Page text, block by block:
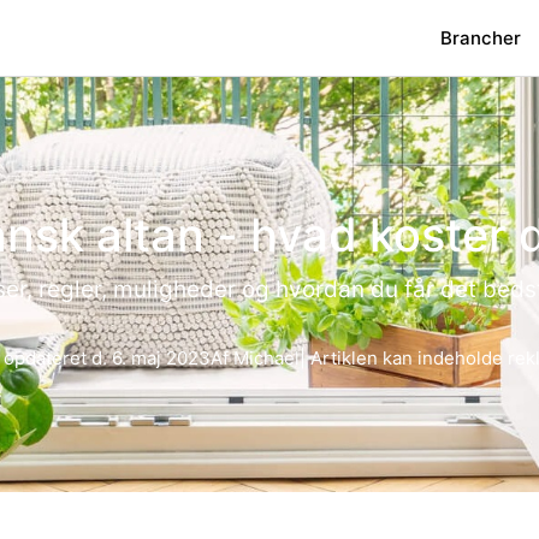
Brancher
altan - hvad koster
regler, muligheder og hvordan du får det
d. 6. maj 2023AfMichael| Artiklen kan indeholde